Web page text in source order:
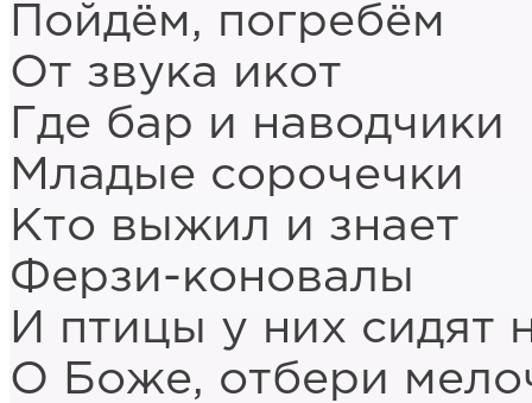
Пойдём, погребём
От звука икот
Где бар и наводчики
Младые сорочечки
Кто выжил и знает
Ферзи-коновалы
И птицы у них сидят
О Боже, отбери